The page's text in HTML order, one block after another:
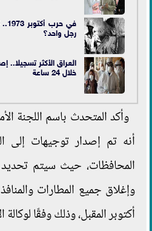
رجل واحد؟
العراق الأكثر تسجيلا..
خلال 24 ساعة
وأكد المتحدث باسم اللجنة
أنه تم إصدار توجيهات إلى
المحافظات، حيث سيتم
أكتوبر المقبل، وذلك وفقًا لوكالة